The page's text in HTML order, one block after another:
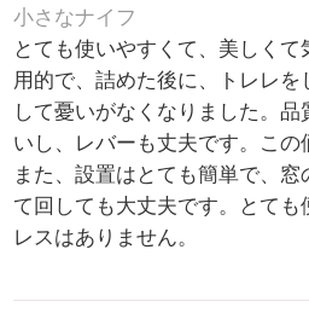
小さなナイフ
とても使いやすくて、美しく
用的で、詰めた後に、トレレ
して憂いがなくなりました。
いし、レバーも丈夫です。この
また、設置はとても簡単で、
て回しても大丈夫です。とても
レスはありません。